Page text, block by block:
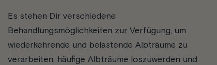
Es stehen Dir verschiedene
Behandlungsmöglichkeiten zur Verfügung, um
wiederkehrende und belastende Albträume zu
verarbeiten, häufige Albträume loszuwerden und